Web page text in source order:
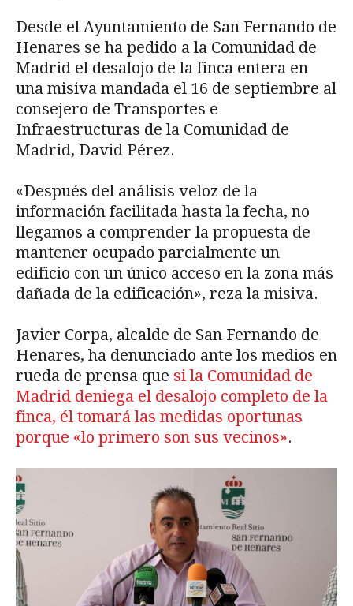
Desde el Ayuntamiento de San Fernando de
Henares se ha pedido a la Comunidad de
Madrid el desalojo de la finca entera en
una misiva mandada el 16 de septiembre al
consejero de Transportes e
Infraestructuras de la Comunidad de
Madrid, David Pérez.
«Después del análisis veloz de la
información facilitada hasta la fecha, no
llegamos a comprender la propuesta de
mantener ocupado parcialmente un
edificio con un único acceso en la zona más
dañada de la edificación», reza la misiva.
Javier Corpa, alcalde de San Fernando de
Henares, ha denunciado ante los medios en
rueda de prensa que si la Comunidad de
Madrid deniega el desalojo completo de la
finca, él tomará las medidas oportunas
porque «lo primero son sus vecinos».